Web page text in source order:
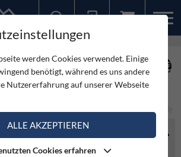
und Oberer Girandolenweg - Kugelstein
OBERER
- KUGELSTEIN
werden Cookies verwendet. Einige
benötigt, während es uns andere
Nutzererfahrung auf unserer Webseite
ALLE AKZEPTIEREN
Cookies erfahren